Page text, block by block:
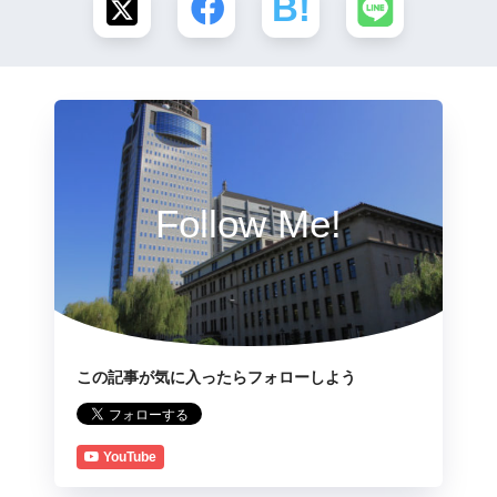
Follow Me!
この記事が気に入ったらフォローしよう
YouTube